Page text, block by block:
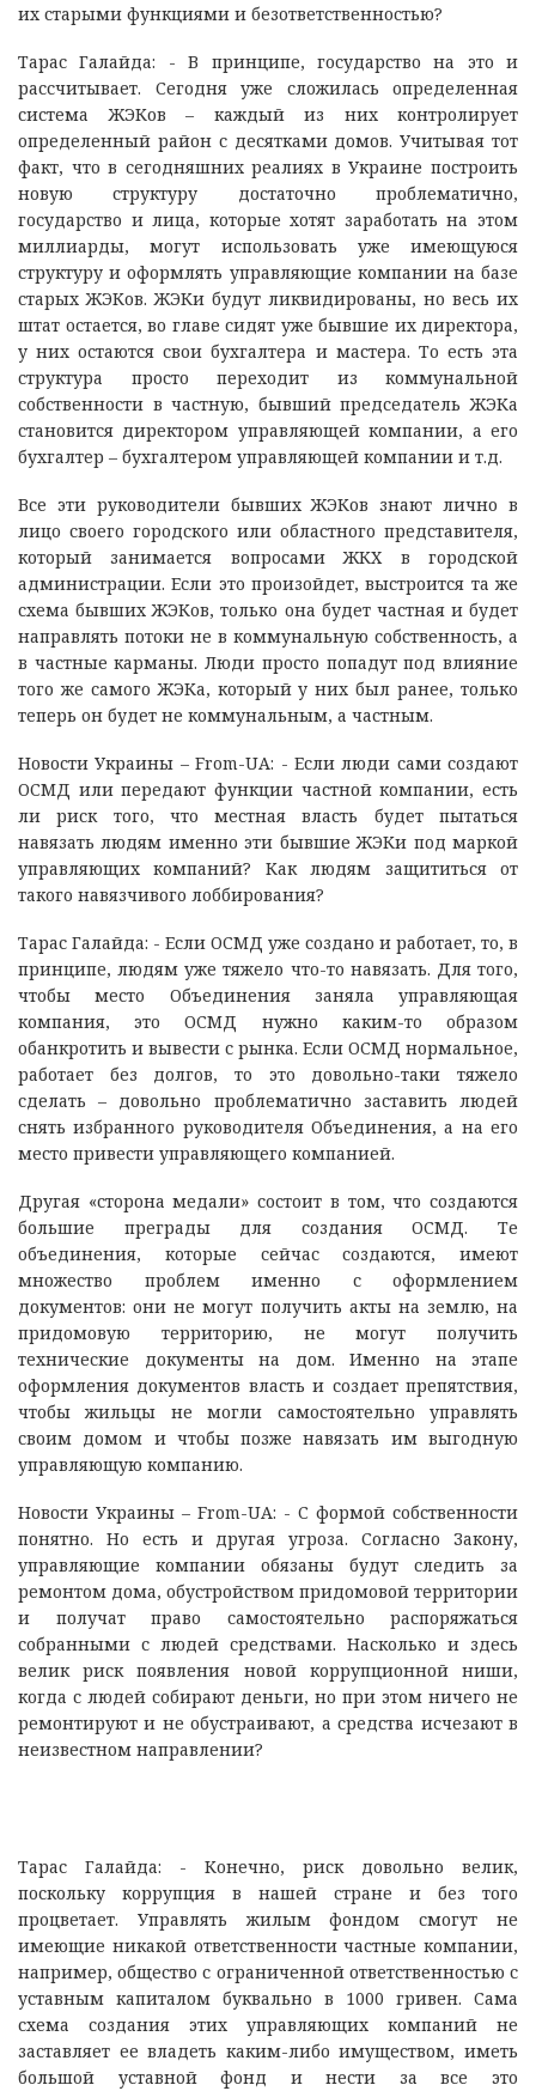
их старыми функциями и безответственностью?
Тарас Галайда: - В принципе, государство на это и
рассчитывает. Сегодня уже сложилась определенная
система ЖЭКов – каждый из них контролирует
определенный район с десятками домов. Учитывая тот
факт, что в сегодняшних реалиях в Украине построить
новую структуру достаточно проблематично,
государство и лица, которые хотят заработать на этом
миллиарды, могут использовать уже имеющуюся
структуру и оформлять управляющие компании на базе
старых ЖЭКов. ЖЭКи будут ликвидированы, но весь их
штат остается, во главе сидят уже бывшие их директора,
у них остаются свои бухгалтера и мастера. То есть эта
структура просто переходит из коммунальной
собственности в частную, бывший председатель ЖЭКа
становится директором управляющей компании, а его
бухгалтер – бухгалтером управляющей компании и т.д.
Все эти руководители бывших ЖЭКов знают лично в
лицо своего городского или областного представителя,
который занимается вопросами ЖКХ в городской
администрации. Если это произойдет, выстроится та же
схема бывших ЖЭКов, только она будет частная и будет
направлять потоки не в коммунальную собственность, а
в частные карманы. Люди просто попадут под влияние
того же самого ЖЭКа, который у них был ранее, только
теперь он будет не коммунальным, а частным.
Новости Украины – From-UA: - Если люди сами создают
ОСМД или передают функции частной компании, есть
ли риск того, что местная власть будет пытаться
навязать людям именно эти бывшие ЖЭКи под маркой
управляющих компаний? Как людям защититься от
такого навязчивого лоббирования?
Тарас Галайда: - Если ОСМД уже создано и работает, то, в
принципе, людям уже тяжело что-то навязать. Для того,
чтобы место Объединения заняла управляющая
компания, это ОСМД нужно каким-то образом
обанкротить и вывести с рынка. Если ОСМД нормальное,
работает без долгов, то это довольно-таки тяжело
сделать – довольно проблематично заставить людей
снять избранного руководителя Объединения, а на его
место привести управляющего компанией.
Другая «сторона медали» состоит в том, что создаются
большие преграды для создания ОСМД. Те
объединения, которые сейчас создаются, имеют
множество проблем именно с оформлением
документов: они не могут получить акты на землю, на
придомовую территорию, не могут получить
технические документы на дом. Именно на этапе
оформления документов власть и создает препятствия,
чтобы жильцы не могли самостоятельно управлять
своим домом и чтобы позже навязать им выгодную
управляющую компанию.
Новости Украины – From-UA: - С формой собственности
понятно. Но есть и другая угроза. Согласно Закону,
управляющие компании обязаны будут следить за
ремонтом дома, обустройством придомовой территории
и получат право самостоятельно распоряжаться
собранными с людей средствами. Насколько и здесь
велик риск появления новой коррупционной ниши,
когда с людей собирают деньги, но при этом ничего не
ремонтируют и не обустраивают, а средства исчезают в
неизвестном направлении?
Тарас Галайда: - Конечно, риск довольно велик,
поскольку коррупция в нашей стране и без того
процветает. Управлять жилым фондом смогут не
имеющие никакой ответственности частные компании,
например, общество с ограниченной ответственностью с
уставным капиталом буквально в 1000 гривен. Сама
схема создания этих управляющих компаний не
заставляет ее владеть каким-либо имуществом, иметь
большой уставной фонд и нести за все это